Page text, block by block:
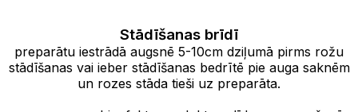
Stādīšanas brīdī
preparātu iestrādā augsnē 5-10cm dziļumā pirms rožu
stādīšanas vai ieber stādīšanas bedrītē pie auga saknēm
un rozes stāda tieši uz preparāta.